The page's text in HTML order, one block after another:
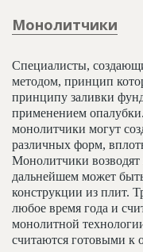
Личный кабинет
Монолитчики
Специалисты,
методом, принцип
принципу заливки
применением
монолитчики могут
различных форм,
Монолитчики возводят
дальнейшем может
конструкции из плит.
любое время года и
монолитной
считаются готовыми к